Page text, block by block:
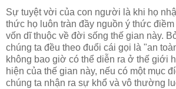
Sự tuyệt vời của con người là khi họ
thức họ luôn tràn đầy nguồn ý thức
vốn dĩ thuộc về đời sống thế gian này.
chúng ta đều theo đuổi cái gọi là "an
không bao giờ có thể diễn ra ở thế giới
hiện của thế gian này, nếu có một mục
chúng ta nhận ra sự khổ và vô thường